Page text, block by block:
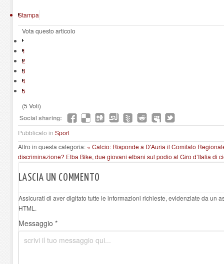
Stampa
Vota questo articolo
1
2
3
4
5
(5 Voti)
Social sharing:
Pubblicato in Sport
Altro in questa categoria: « Calcio: Risponde a D'Auria il Comitato
discriminazione? Elba Bike, due giovani elbani sul podio al Giro d’Italia di
LASCIA UN COMMENTO
Assicurati di aver digitato tutte le informazioni richieste, evidenziate da un
HTML.
Messaggio *